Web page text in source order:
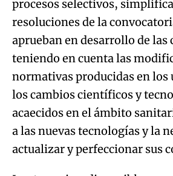
procesos selectivos,
resoluciones de la
aprueban en desarrollo de las
teniendo en cuenta las
normativas producidas en los
los cambios científicos y
acaecidos en el ámbito
a las nuevas tecnologías y la
actualizar y perfeccionar sus